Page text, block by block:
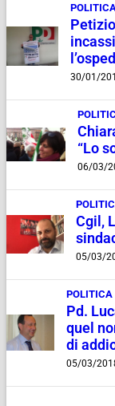
30/01/
“Lo
06/03/
Cgil,
05/03/
POLITICA
Pd.
quel
di
05/03/